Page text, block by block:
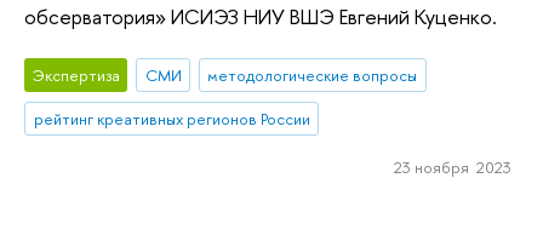
обсерватория» ИСИЭЗ НИУ ВШЭ Евгений Куценко.
Экспертиза СМИ
методологические вопросы
рейтинг креативных регионов России
23 ноября 2023